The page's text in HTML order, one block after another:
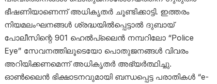
ഭീഷണിയാണെന്ന് അധികൃതർ ചൂണ്ടിക്കാട്ടി. ഇത്തരം
നിയമലംഘനങ്ങൾ ശ്രദ്ധയിൽപ്പെട്ടാൽ ദുബായ്
പോലീസിന്റെ 901 ഹെൽപ്‌ലൈൻ നമ്പറിലോ “Police
Eye” സേവനത്തിലൂടെയോ പൊതുജനങ്ങൾ വിവരം
അറിയിക്കണമെന്ന് അധികൃതർ അഭ്യർത്ഥിച്ചു.
ഓൺലൈൻ ഭിക്ഷാടനവുമായി ബന്ധപ്പെട്ട പരാതികൾ “e-